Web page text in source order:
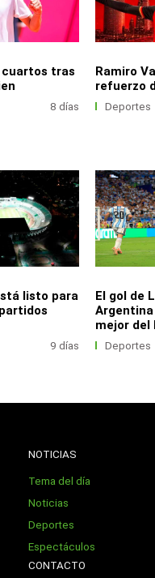
cuartos tras
8 días
Ramiro
refuerzo
Deportes
listo para
9 días
El gol de
mejor del
Deportes
NOTICIAS
Tema del día
Noticias
Deportes
Espectáculos
CONTACTO